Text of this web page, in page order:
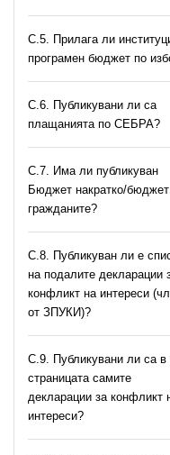
С.5. Прилага ли
програмен бюджет по
С.6. Публикувани ли са
плащанията по СЕБРА?
С.7. Има ли публикуван
Бюджет накратко/
гражданите?
C.8. Публикуван ли е
на подалите декларации
конфликт на интереси
от ЗПУКИ)?
C.9. Публикувани ли са в
страницата самите
декларации за конфликт
интереси?